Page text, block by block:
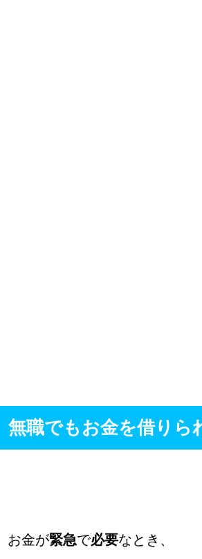
無職でもお金を借りら
お金が緊急で必要なとき、